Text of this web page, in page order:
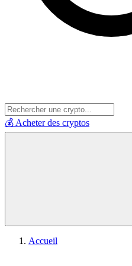
💰 Acheter des cryptos
Accueil